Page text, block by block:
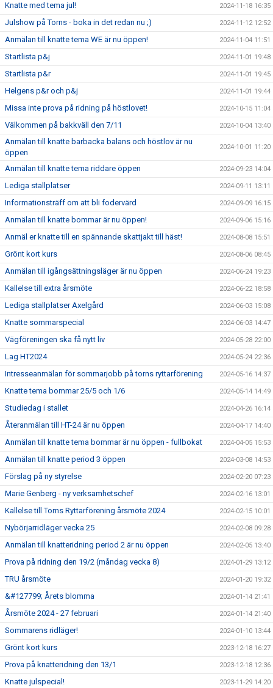
Knatte med tema jul! 2024-11-18 16:35
Julshow på Torns - boka in det redan nu ;) 2024-11-12 12:52
Anmälan till knatte tema WE är nu öppen! 2024-11-04 11:51
Startlista p&j 2024-11-01 19:48
Startlista p&r 2024-11-01 19:45
Helgens p&r och p&j 2024-11-01 19:44
Missa inte prova på ridning på höstlovet! 2024-10-15 11:04
Välkommen på bakkväll den 7/11 2024-10-04 13:40
Anmälan till knatte barbacka balans och höstlov är nu
öppen
2024-10-01 11:20
Anmälan till knatte tema riddare öppen 2024-09-23 14:04
Lediga stallplatser 2024-09-11 13:11
Informationsträff om att bli fodervärd 2024-09-09 16:15
Anmälan till knatte bommar är nu öppen! 2024-09-06 15:16
Anmäl er knatte till en spännande skattjakt till häst! 2024-08-08 15:51
Grönt kort kurs 2024-08-06 08:45
Anmälan till igångsättningsläger är nu öppen 2024-06-24 19:23
Kallelse till extra årsmöte 2024-06-22 18:58
Lediga stallplatser Axelgård 2024-06-03 15:08
Knatte sommarspecial 2024-06-03 14:47
Vägföreningen ska få nytt liv 2024-05-28 22:00
Lag HT2024 2024-05-24 22:36
Intresseanmälan för sommarjobb på torns ryttarförening 2024-05-16 14:37
Knatte tema bommar 25/5 och 1/6 2024-05-14 14:49
Studiedag i stallet 2024-04-26 16:14
Återanmälan till HT-24 är nu öppen 2024-04-17 14:40
Anmälan till knatte tema bommar är nu öppen - fullbokat 2024-04-05 15:53
Anmälan till knatte period 3 öppen 2024-03-08 14:53
Förslag på ny styrelse 2024-02-20 07:23
Marie Genberg - ny verksamhetschef 2024-02-16 13:01
Kallelse till Torns Ryttarförening årsmöte 2024 2024-02-15 10:01
Nybörjarridläger vecka 25 2024-02-08 09:28
Anmälan till knatteridning period 2 är nu öppen 2024-02-05 13:40
Prova på ridning den 19/2 (måndag vecka 8) 2024-01-29 13:12
TRU årsmöte 2024-01-20 19:32
&#127799; Årets blomma 2024-01-14 21:41
Årsmöte 2024 - 27 februari 2024-01-14 21:40
Sommarens ridläger! 2024-01-10 13:44
Grönt kort kurs 2023-12-18 16:27
Prova på knatteridning den 13/1 2023-12-18 12:36
Knatte julspecial! 2023-11-29 14:20